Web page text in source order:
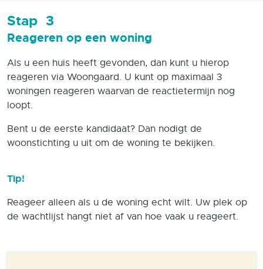
Stap 3
Reageren op een woning
Als u een huis heeft gevonden, dan kunt u hierop
reageren via Woongaard. U kunt op maximaal 3
woningen reageren waarvan de reactietermijn nog
loopt.
Bent u de eerste kandidaat? Dan nodigt de
woonstichting u uit om de woning te bekijken.
Tip!
Reageer alleen als u de woning echt wilt. Uw plek op
de wachtlijst hangt niet af van hoe vaak u reageert.